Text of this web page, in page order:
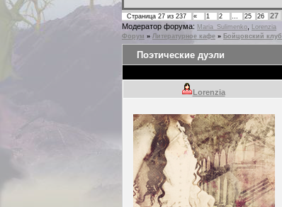
Страница 27 из 237 « 1 2 25 26 27
Модератор форума: Maria_Sulimenko
Lorenzia
Форум » Литературное кафе » Бойцовский клуб
Поэтические дуэли
Lorenzia